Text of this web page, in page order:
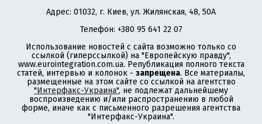
Адрес: 01032, г. Киев, ул. Жилянская, 48, 50А
Телефон: +380 95 641 22 07
Использование новостей с сайта возможно только со
ссылкой (гиперссылкой) на "Европейскую правду",
www.eurointegration.com.ua. Републикация полного текста
статей, интервью и колонок - запрещена. Все материалы,
размещенные на этом сайте со ссылкой на агентство
"Интерфакс-Украина", не подлежат дальнейшему
воспроизведению и/или распространению в любой
форме, иначе как с письменного разрешения агентства
"Интерфакс-Украина".